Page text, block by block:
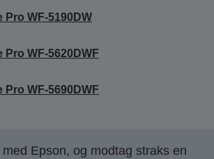
Pro WF-5190DW
Pro WF-5620DWF
Pro WF-5690DWF
Epson, og modtag straks en